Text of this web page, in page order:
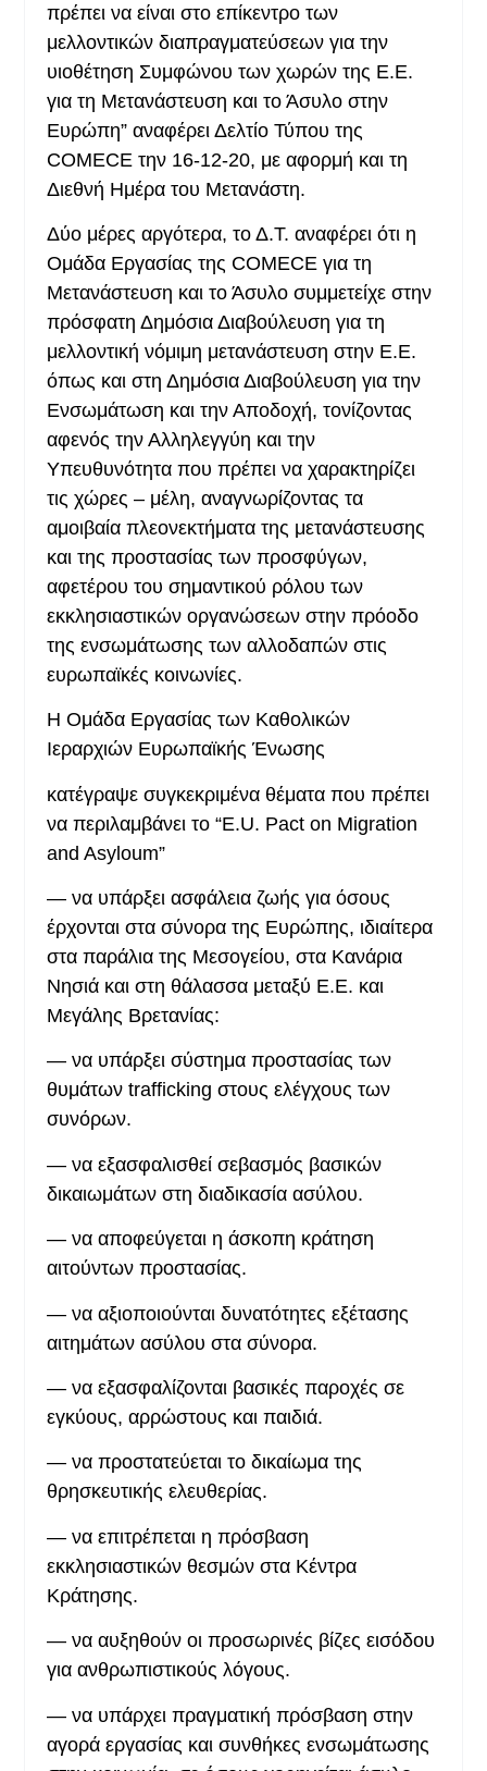
πρέπει να είναι στο επίκεντρο των
μελλοντικών διαπραγματεύσεων για την
υιοθέτηση Συμφώνου των χωρών της Ε.Ε.
για τη Μετανάστευση και το Άσυλο στην
Ευρώπη” αναφέρει Δελτίο Τύπου της
COMECE την 16-12-20, με αφορμή και τη
Διεθνή Ημέρα του Μετανάστη.
Δύο μέρες αργότερα, το Δ.Τ. αναφέρει ότι η
Ομάδα Εργασίας της COMECE για τη
Μετανάστευση και το Άσυλο συμμετείχε στην
πρόσφατη Δημόσια Διαβούλευση για τη
μελλοντική νόμιμη μετανάστευση στην Ε.Ε.
όπως και στη Δημόσια Διαβούλευση για την
Ενσωμάτωση και την Αποδοχή, τονίζοντας
αφενός την Αλληλεγγύη και την
Υπευθυνότητα που πρέπει να χαρακτηρίζει
τις χώρες – μέλη, αναγνωρίζοντας τα
αμοιβαία πλεονεκτήματα της μετανάστευσης
και της προστασίας των προσφύγων,
αφετέρου του σημαντικού ρόλου των
εκκλησιαστικών οργανώσεων στην πρόοδο
της ενσωμάτωσης των αλλοδαπών στις
ευρωπαϊκές κοινωνίες.
Η Ομάδα Εργασίας των Καθολικών
Ιεραρχιών Ευρωπαϊκής Ένωσης
κατέγραψε συγκεκριμένα θέματα που πρέπει
να περιλαμβάνει το “E.U. Pact on Migration
and Asyloum”
— να υπάρξει ασφάλεια ζωής για όσους
έρχονται στα σύνορα της Ευρώπης, ιδιαίτερα
στα παράλια της Μεσογείου, στα Κανάρια
Νησιά και στη θάλασσα μεταξύ Ε.Ε. και
Μεγάλης Βρετανίας:
— να υπάρξει σύστημα προστασίας των
θυμάτων trafficking στους ελέγχους των
συνόρων.
— να εξασφαλισθεί σεβασμός βασικών
δικαιωμάτων στη διαδικασία ασύλου.
— να αποφεύγεται η άσκοπη κράτηση
αιτούντων προστασίας.
— να αξιοποιούνται δυνατότητες εξέτασης
αιτημάτων ασύλου στα σύνορα.
— να εξασφαλίζονται βασικές παροχές σε
εγκύους, αρρώστους και παιδιά.
— να προστατεύεται το δικαίωμα της
θρησκευτικής ελευθερίας.
— να επιτρέπεται η πρόσβαση
εκκλησιαστικών θεσμών στα Κέντρα
Κράτησης.
— να αυξηθούν οι προσωρινές βίζες εισόδου
για ανθρωπιστικούς λόγους.
— να υπάρχει πραγματική πρόσβαση στην
αγορά εργασίας και συνθήκες ενσωμάτωσης